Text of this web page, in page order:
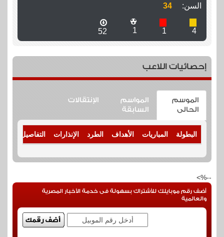
السن:
34
4
1
1
52
إحصائيات اللاعب
الموسم
الحالى
المواسم
السابقة
الإنتقالات
البطولة المباريات الأهداف الطرد الإنذارات التفاصيل
--%>
أضف رقم موبايلك للأشتراك بسهولة فى خدمة الأخبار المصرية
والعالمية